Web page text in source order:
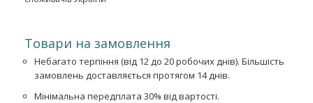
Товари на замовлення
Небагато терпіння (від 12 до 20 робочих днів). Більшість
замовлень доставляється протягом 14 днів.
Мінімальна передплата 30% від вартості.